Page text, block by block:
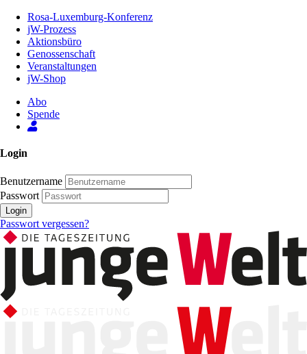
Inhalt
Seite
Rosa-Luxemburg-Konferenz
jW-Prozess
Aktionsbüro
Genossenschaft
Veranstaltungen
jW-Shop
Abo
Spende
Login
Benutzername
Passwort
Login
Passwort vergessen?